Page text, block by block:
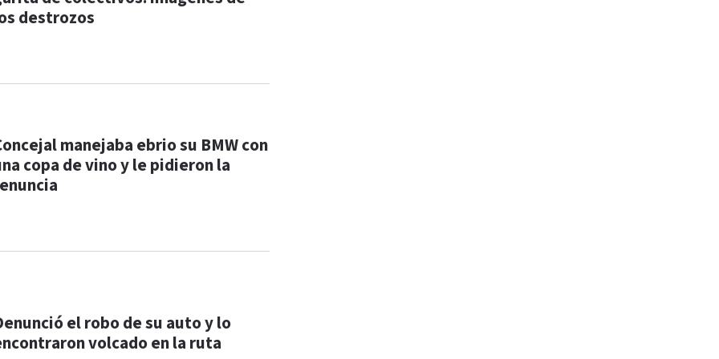
destrozos
manejaba ebrio su BMW con
copa de vino y le pidieron la
el robo de su auto y lo
volcado en la ruta